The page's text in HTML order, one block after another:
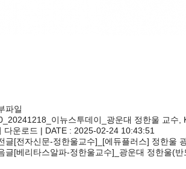
파일
이뉴스투데이_광운대 정한울 교수,
다운로드 | DATE : 2025-02-24 10:43:51
글[전자신문-정한울교수]_[에듀플러스] 정한울
글[베리타스알파-정한울교수]_광운대 정한울(